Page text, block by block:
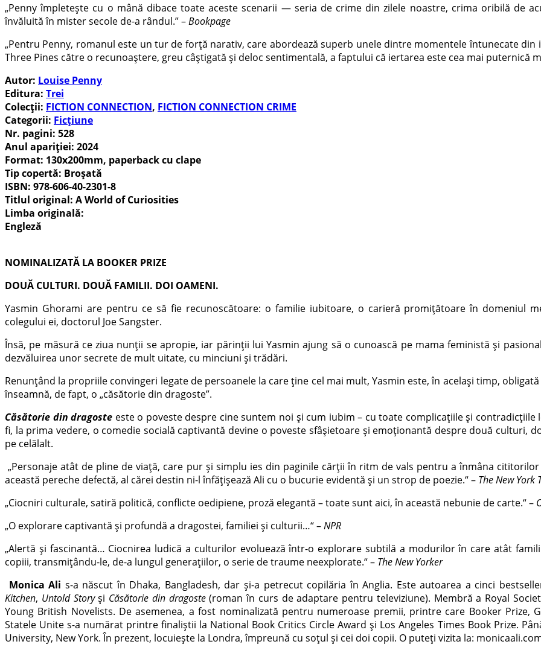
„Penny împletește cu o mână dibace toate aceste scenarii — seria de crime din zilele noastre, crima oribilă de
învăluită în mister secole de-a rândul.” –Bookpage
„Pentru Penny, romanul este un tur de forță narativ, care abordează superb unele dintre momentele întu­necate
Three Pines către o recunoaștere, greu câștigată și deloc sentimentală, a faptului că iertarea este cea mai puternică
Autor: Louise Penny
Editura: Trei
Colecții: FICTION CONNECTION, FICTION CONNECTION CRIME
Categorii: Ficțiune
Nr. pagini: 528
Anul apariției: 2024
Format: 130x200mm, paperback cu clape
Tip copertă: Broșată
ISBN: 978-606-40-2301-8
Titlul original: A World of Curiosities
Limba originală:
Engleză
NOMINALIZATĂ LA BOOKER PRIZE
DOUĂ CULTURI. DOUĂ FAMILII. DOI OAMENI.
Yasmin Ghorami are pentru ce să fie recunoscătoare: o familie iubitoare, o carieră promițătoare în domeniul
colegului ei, doctorul Joe Sangster.
Însă, pe măsură ce ziua nunții se apropie, iar părinții lui Yasmin ajung să o cunoască pe mama feministă și
dezvăluirea unor secrete de mult uitate, cu minciuni și trădări.
Renunțând la propriile convingeri legate de persoa­nele la care ține cel mai mult, Yasmin este, în același timp,
înseamnă, de fapt, o „căsătorie din dragoste”.
Căsătorie din dragoste este o poveste despre cine suntem noi și cum iubim – cu toate complicațiile și contradicțiile
fi, la prima vedere, o comedie socială captivantă devine o poveste sfâșietoare și emoționantă despre două culturi,
pe celălalt.
„Personaje atât de pline de viață, care pur și simplu ies din paginile cărții în ritm de vals pentru a înmâna
această pereche defectă, al cărei destin ni-l înfățișează Ali cu o bucurie evidentă și un strop de poezie.“ – The New York
„Ciocniri culturale, satiră politică, con­flicte oedipiene, proză elegantă – toate sunt aici, în această nebunie de carte.“ –
„O explorare captivantă și profundă a dra­gostei, familiei și culturii…“ –NPR
„Alertă și fascinantă… Ciocnirea ludică a culturilor evoluează într-o explorare subtilă a modurilor în care atât
copiii, transmițându-le, de-a lungul generațiilor, o serie de tra­ume neexplorate.“ – The New Yorker
Monica Ali s-a născut în Dhaka, Bangladesh, dar și-a petrecut copilăria în Anglia. Este autoarea a cinci
Kitchen, Untold Storyși Căsătorie din dragoste(roman în curs de adaptare pentru televiziune). Membră a Royal
Young British Novelists. De asemenea, a fost nominalizată pen­tru numeroase premii, printre care Booker Prize,
Statele Unite s-a numărat printre finaliștii la National Book Critics Circle Award și Los Angeles Times Book Prize.
University, New York. În prezent, locuiește la Londra, împreună cu soțul și cei doi copii. O puteți vizita la: